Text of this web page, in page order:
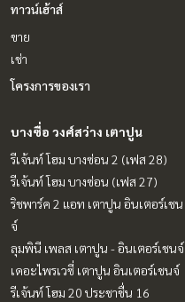
ทาวน์เฮ้าส์
ขาย
เช่า
โครงการของเรา
บางซื่อ วงศ์สว่าง เตาปูน
รีเจ้นท์ โฮม บางซ่อน 2 (เฟส 28)
รีเจ้นท์ โฮม บางซ่อน (เฟส 27)
ริชพาร์ค 2 แอท เตาปูน อินเตอร์เชน
จ์
ลุมพินี เพลส เตาปูน - อินเตอร์เชนจ์
เดอะไพรเวซี่ เตาปูน อินเตอร์เชนจ์
รีเจ้นท์ โฮม 20 ประชาชื่น 16